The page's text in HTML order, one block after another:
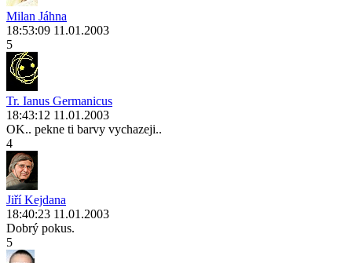
Milan Jáhna
18:53:09 11.01.2003
5
Tr. Ianus Germanicus
18:43:12 11.01.2003
OK.. pekne ti barvy vychazeji..
4
Jiří Kejdana
18:40:23 11.01.2003
Dobrý pokus.
5